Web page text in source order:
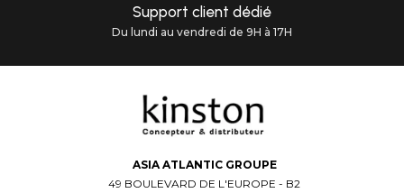
Support client dédié
Du lundi au vendredi de 9H à 17H
ASIA ATLANTIC GROUPE
49 BOULEVARD DE L'EUROPE - B2